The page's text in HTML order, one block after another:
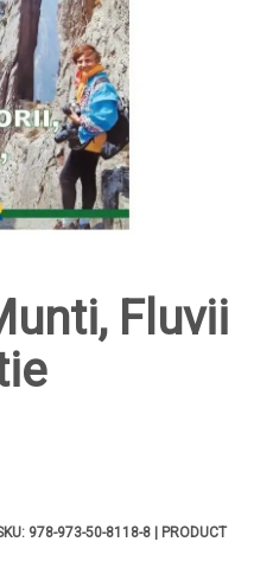
Fluvii
978-973-50-8118-8 | PRODUCT